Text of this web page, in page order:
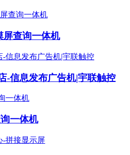
屏查询一体机
-信息发布广告机|宇联触控
一体机